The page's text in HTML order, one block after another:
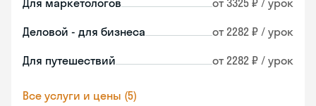
Для маркетологов от 3325 ₽ / урок
Деловой - для бизнеса от 2282 ₽ / урок
Для путешествий от 2282 ₽ / урок
Все услуги и цены (5)